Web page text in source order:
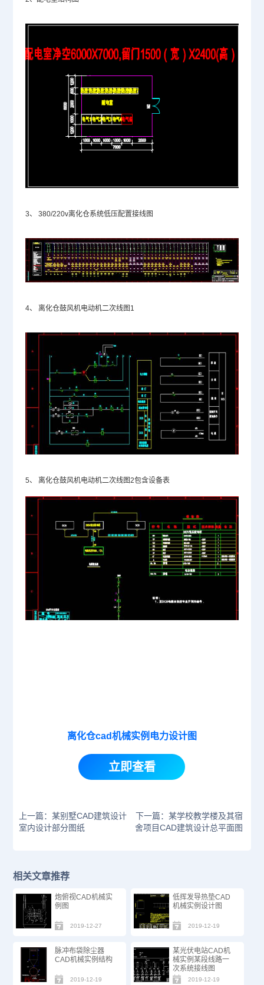
3、 380/220v离化仓系统低压配置接线图
4、 离化仓鼓风机电动机二次线图1
5、 离化仓鼓风机电动机二次线图2包含设备表
离化仓cad机械实例电力设计图
立即查看
上一篇：某别墅CAD建筑设计
室内设计部分图纸
下一篇：某学校教学楼及其宿
舍项目CAD建筑设计总平面图
相关文章推荐
炮俯视CAD机械实
例图
2019-12-27
低挥发导热垫CAD
机械实例设计图
2019-12-19
脉冲布袋除尘器
CAD机械实例结构
2019-12-19
某光伏电站CAD机
械实例某段线路一
次系统接线图
2019-12-19